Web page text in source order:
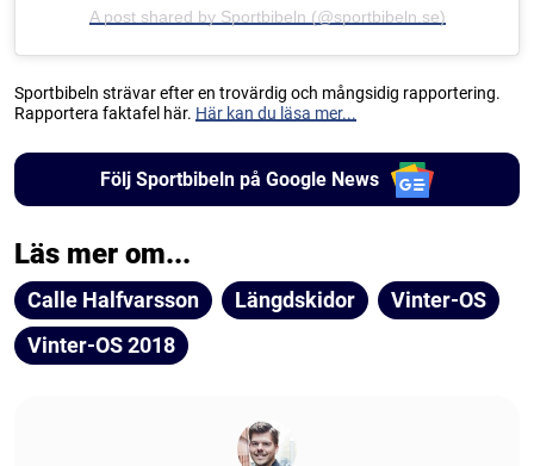
A post shared by Sportbibeln (@sportbibeln.se)
Sportbibeln strävar efter en trovärdig och mångsidig rapportering.
Rapportera faktafel här. Här kan du läsa mer...
Följ Sportbibeln på Google News
Läs mer om...
Calle Halfvarsson Längdskidor
Vinter-OS
Vinter-OS 2018